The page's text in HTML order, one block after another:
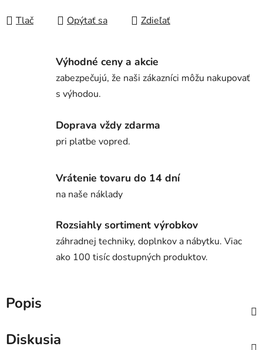
Tlač Opýtať sa Zdieľať
Výhodné ceny a akcie
zabezpečujú, že naši zákazníci môžu nakupovať
s výhodou.
Doprava vždy zdarma
pri platbe vopred.
Vrátenie tovaru do 14 dní
na naše náklady
Rozsiahly sortiment výrobkov
záhradnej techniky, doplnkov a nábytku. Viac
ako 100 tisíc dostupných produktov.
Popis
Diskusia